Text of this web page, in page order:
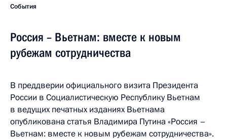
События
Россия – Вьетнам: вместе к новым
рубежам сотрудничества
В преддверии официального визита Президента
России в Социалистическую Республику Вьетнам
в ведущих печатных изданиях Вьетнама
опубликована статья Владимира Путина «Россия –
Вьетнам: вместе к новым рубежам сотрудничества».